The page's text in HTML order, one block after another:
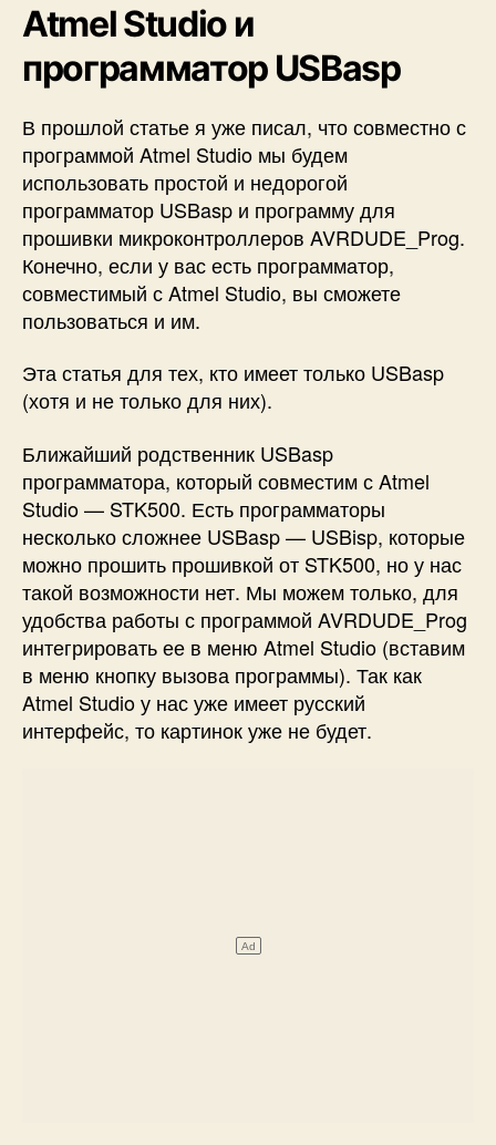
Atmel Studio и
программатор USBasp
В прошлой статье я уже писал, что совместно с
программой Atmel Studio мы будем
использовать простой и недорогой
программатор USBasp и программу для
прошивки микроконтроллеров AVRDUDE_Prog.
Конечно, если у вас есть программатор,
совместимый с Atmel Studio, вы сможете
пользоваться и им.
Эта статья для тех, кто имеет только USBasp
(хотя и не только для них).
Ближайший родственник USBasp
программатора, который совместим с Atmel
Studio — STK500. Есть программаторы
несколько сложнее USBasp — USBisp, которые
можно прошить прошивкой от STK500, но у нас
такой возможности нет. Мы можем только, для
удобства работы с программой AVRDUDE_Prog
интегрировать ее в меню Atmel Studio (вставим
в меню кнопку вызова программы). Так как
Atmel Studio у нас уже имеет русский
интерфейс, то картинок уже не будет.